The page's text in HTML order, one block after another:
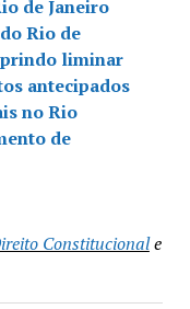
de Janeiro
Rio de
liminar
antecipados
no Rio
de
Constitucionale